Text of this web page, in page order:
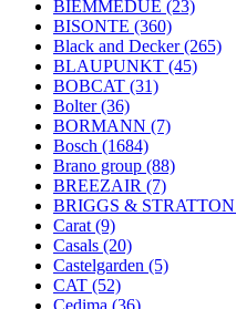
BIEMMEDUE (23)
BISONTE (360)
Black and Decker(265)
BLAUPUNKT (45)
BOBCAT (31)
Bolter(36)
BORMANN (7)
Bosch (1684)
Brano group (88)
BREEZAIR (7)
BRIGGS & STRATTON
Carat (9)
Casals (20)
Castelgarden (5)
CAT (52)
Cedima (36)